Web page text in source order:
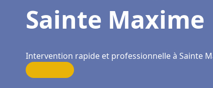
Sainte Maxime
Intervention rapide et professionnelle à Sainte